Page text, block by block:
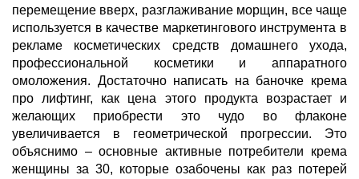
перемещение вверх, разглаживание морщин, все чаще
используется в качестве маркетингового инструмента в
рекламе косметических средств домашнего ухода,
профессиональной косметики и аппаратного
омоложения. Достаточно написать на баночке крема
про лифтинг, как цена этого продукта возрастает и
желающих приобрести это чудо во флаконе
увеличивается в геометрической прогрессии. Это
объяснимо – основные активные потребители крема
женщины за 30, которые озабочены как раз потерей